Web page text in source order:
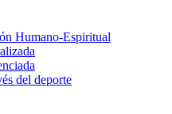
Humano-Espiritual
del deporte